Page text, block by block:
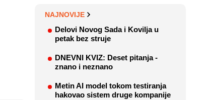
NAJNOVIJE
Delovi Novog Sada i Kovilja u
petak bez struje
DNEVNI KVIZ: Deset pitanja -
znano i neznano
Metin AI model tokom testiranja
hakovao sistem druge kompanije